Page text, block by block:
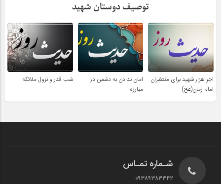
توصیف دوستان شهید
اجر هزار شهید برای منتظران
امام زمان(عج)
امان ندادن به دشمن در
مبارزه
شب قدر و نزول ملائکه
شـماره تمـاس
۰۹۳۸۹۳۸۳۳۴۲